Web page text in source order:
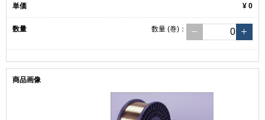
¥ 0
数量 (巻) ：